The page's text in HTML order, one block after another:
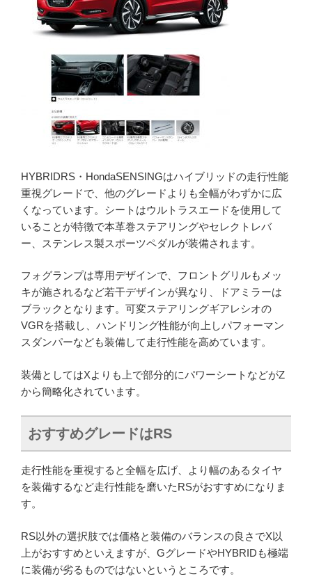
HYBRIDRS・HondaSENSINGはハイブリッドの走行性能
重視グレードで、他のグレードよりも全幅がわずかに広
くなっています。シートはウルトラスエードを使用して
いることが特徴で本革巻ステアリングやセレクトレバ
ー、ステンレス製スポーツペダルが装備されます。
フォグランプは専用デザインで、フロントグリルもメッ
キが施されるなど若干デザインが異なり、ドアミラーは
ブラックとなります。可変ステアリングギアレシオの
VGRを搭載し、ハンドリング性能が向上しパフォーマン
スダンパーなども装備して走行性能を高めています。
装備としてはXよりも上で部分的にパワーシートなどがZ
から簡略化されています。
おすすめグレードはRS
走行性能を重視すると全幅を広げ、より幅のあるタイヤ
を装備するなど走行性能を磨いたRSがおすすめになりま
す。
RS以外の選択肢では価格と装備のバランスの良さでX以
上がおすすめといえますが、GグレードやHYBRIDも極端
に装備が劣るものではないというところです。